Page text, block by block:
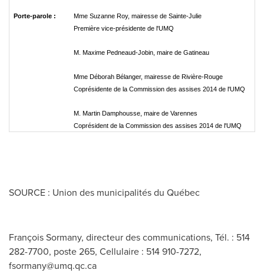
Porte-parole :
Mme Suzanne Roy, mairesse de Sainte-Julie
Première vice-présidente de l'UMQ
M. Maxime Pedneaud-Jobin, maire de Gatineau
Mme Déborah Bélanger, mairesse de Rivière-Rouge
Coprésidente de la Commission des assises 2014 de l'UMQ
M. Martin Damphousse, maire de Varennes
Coprésident de la Commission des assises 2014 de l'UMQ
SOURCE : Union des municipalités du Québec
François Sormany, directeur des communications, Tél. : 514
282-7700, poste 265, Cellulaire : 514 910-7272,
fsormany@umq.qc.ca